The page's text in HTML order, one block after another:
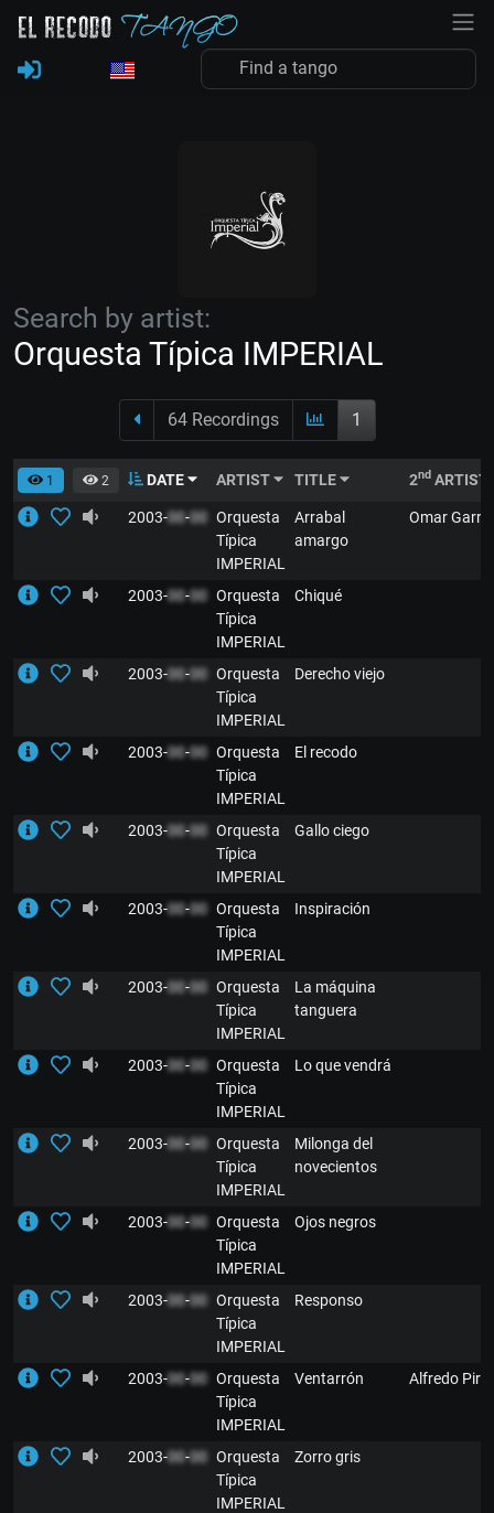
Search by artist:
Orquesta Típica IMPERIAL
64 Recordings 1
1 2 DATE ARTIST TITLE 2nd ARTIST
2003-00-00 Orquesta
Típica
IMPERIAL
Arrabal
amargo
Omar Garré
2003-00-00 Orquesta
Típica
IMPERIAL
Chiqué
2003-00-00 Orquesta
Típica
IMPERIAL
Derecho viejo
2003-00-00 Orquesta
Típica
IMPERIAL
El recodo
2003-00-00 Orquesta
Típica
IMPERIAL
Gallo ciego
2003-00-00 Orquesta
Típica
IMPERIAL
Inspiración
2003-00-00 Orquesta
Típica
IMPERIAL
La máquina
tanguera
2003-00-00 Orquesta
Típica
IMPERIAL
Lo que vendrá
2003-00-00 Orquesta
Típica
IMPERIAL
Milonga del
novecientos
2003-00-00 Orquesta
Típica
IMPERIAL
Ojos negros
2003-00-00 Orquesta
Típica
IMPERIAL
Responso
2003-00-00 Orquesta
Típica
IMPERIAL
Ventarrón Alfredo Piro
2003-00-00 Orquesta
Típica
IMPERIAL
Zorro gris